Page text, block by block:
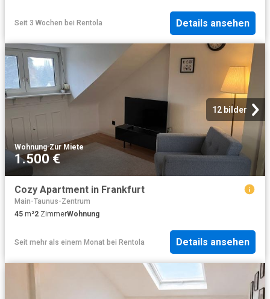
Seit 3 Wochen bei Rentola Details ansehen
12 bilder
Wohnung·Zur Miete
1.500 €
Cozy Apartment in Frankfurt
Main-Taunus-Zentrum
45 m²2 ZimmerWohnung
Seit mehr als einem Monat bei Rentola Details ansehen